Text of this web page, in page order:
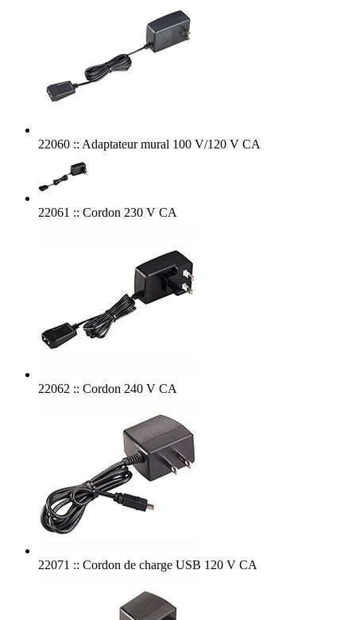
22060 :: Adaptateur mural 100 V/120 V CA
22061 :: Cordon 230 V CA
22062 :: Cordon 240 V CA
22071 :: Cordon de charge USB 120 V CA